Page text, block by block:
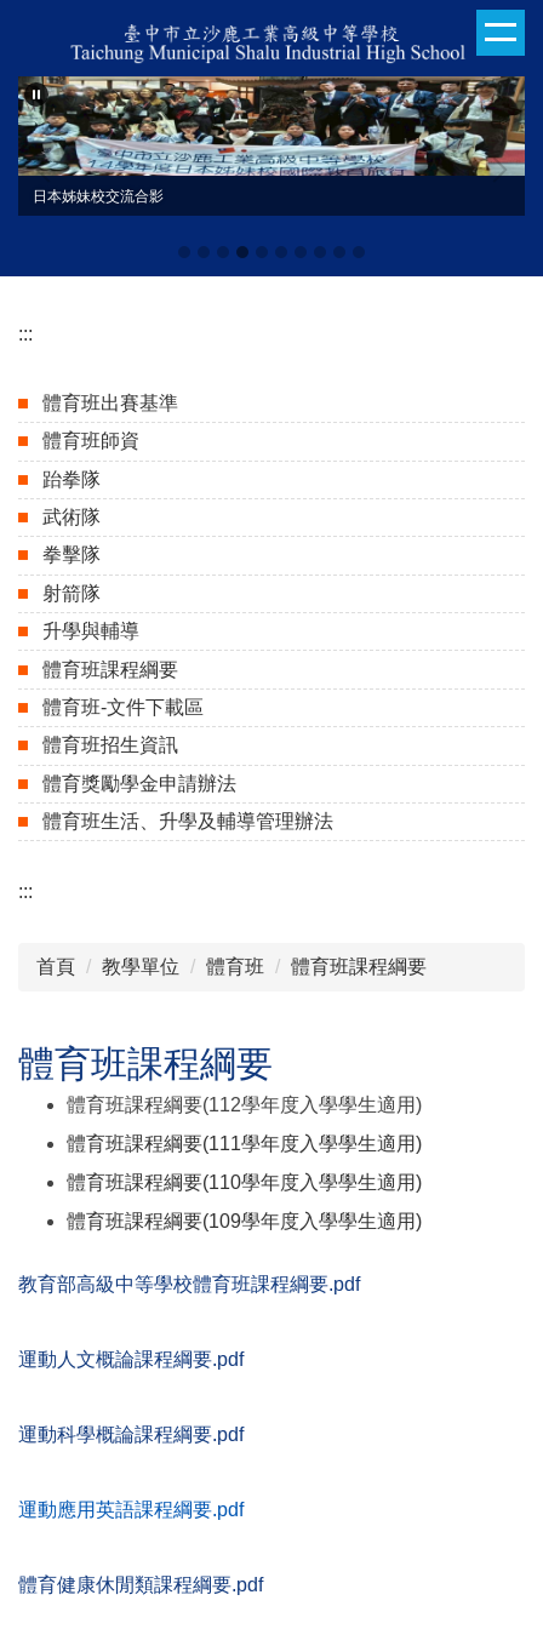
主
要
內
容
日本姊妹校交流合影
:::
體育班出賽基準
體育班師資
跆拳隊
武術隊
拳擊隊
射箭隊
升學與輔導
體育班課程綱要
體育班-文件下載區
體育班招生資訊
體育獎勵學金申請辦法
體育班生活、升學及輔導管理辦法
:::
首頁 教學單位 體育班 體育班課程綱要
體育班課程綱要
體育班課程綱要(112學年度入學學生適用)
體育班課程綱要(111學年度入學學生適用)
體育班課程綱要(110學年度入學學生適用)
體育班課程綱要(109學年度入學學生適用)
教育部高級中等學校體育班課程綱要.pdf
運動人文概論課程綱要.pdf
運動科學概論課程綱要.pdf
運動應用英語課程綱要.pdf
體育健康休閒類課程綱要.pdf